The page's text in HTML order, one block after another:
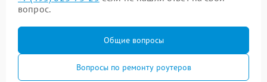
вопрос.
Общие вопросы
Вопросы по ремонту роутеров